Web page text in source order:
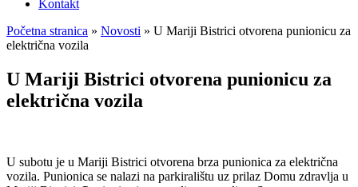
Kontakt
Početna stranica » Novosti » U Mariji Bistrici otvorena punionicu za
električna vozila
U Mariji Bistrici otvorena punionicu za
električna vozila
U subotu je u Mariji Bistrici otvorena brza punionica za električna
vozila. Punionica se nalazi na parkiralištu uz prilaz Domu zdravlja u